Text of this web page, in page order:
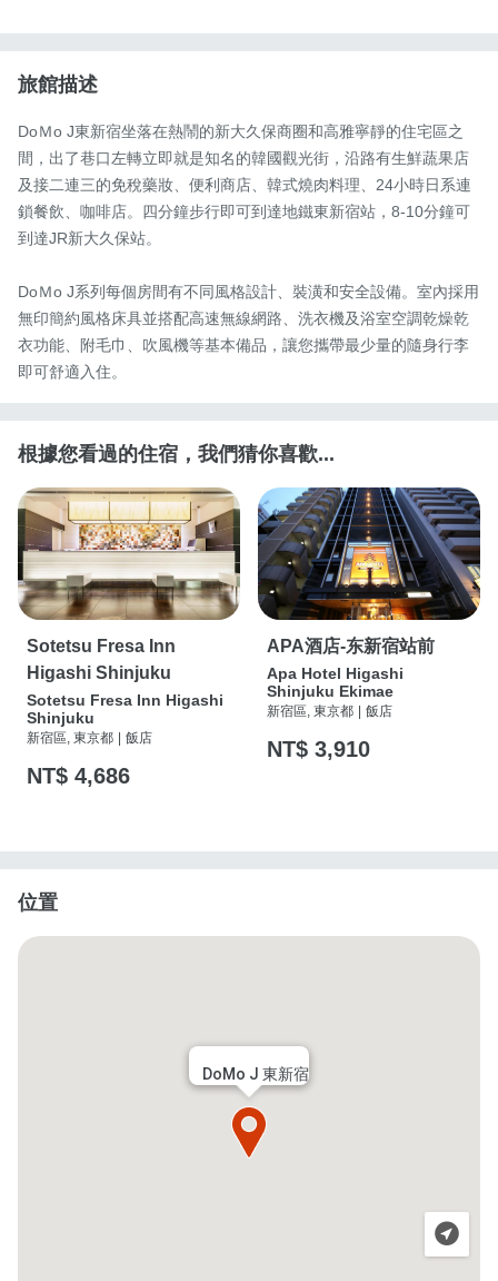
旅館描述
DoＭo J東新宿坐落在熱鬧的新大久保商圈和高雅寧靜的住宅區之
間，出了巷口左轉立即就是知名的韓國觀光街，沿路有生鮮蔬果店
及接二連三的免稅藥妝、便利商店、韓式燒肉料理、24小時日系連
鎖餐飲、咖啡店。四分鐘步行即可到達地鐵東新宿站，8-10分鐘可
到達JR新大久保站。
DoＭo J系列每個房間有不同風格設計、裝潢和安全設備。室內採用
無印簡約風格床具並搭配高速無線網路、洗衣機及浴室空調乾燥乾
衣功能、附毛巾、吹風機等基本備品，讓您攜帶最少量的隨身行李
即可舒適入住。
根據您看過的住宿，我們猜你喜歡...
Sotetsu Fresa Inn
Higashi Shinjuku
Sotetsu Fresa Inn Higashi
Shinjuku
新宿區, 東京都 飯店
NT$ 4,686
APA酒店-东新宿站前
Apa Hotel Higashi
Shinjuku Ekimae
新宿區, 東京都 飯店
NT$ 3,910
位置
DoMo J 東新宿